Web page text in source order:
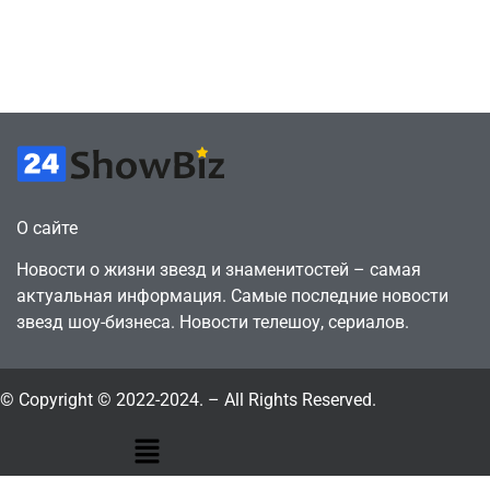
О сайте
Новости о жизни звезд и знаменитостей – самая
актуальная информация. Самые последние новости
звезд шоу-бизнеса. Новости телешоу, сериалов.
© Copyright © 2022-2024. – All Rights Reserved.